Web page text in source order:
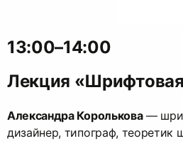
13:00–14:00
Лекция
Александра Королькова—
дизайнер, типограф, теоретик